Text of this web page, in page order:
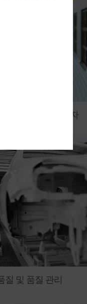
분리 장치의 개척자
질 및 품질 관리